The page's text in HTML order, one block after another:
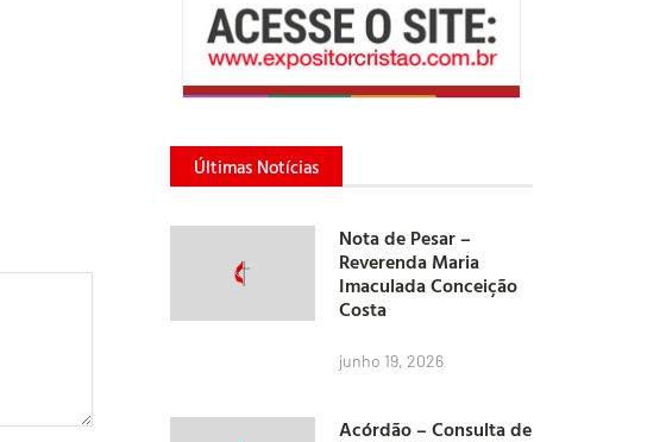
Últimas Notícias
Nota de Pesar –
Reverenda Maria
Imaculada Conceição
Costa
junho 19, 2026
Acórdão – Consulta de